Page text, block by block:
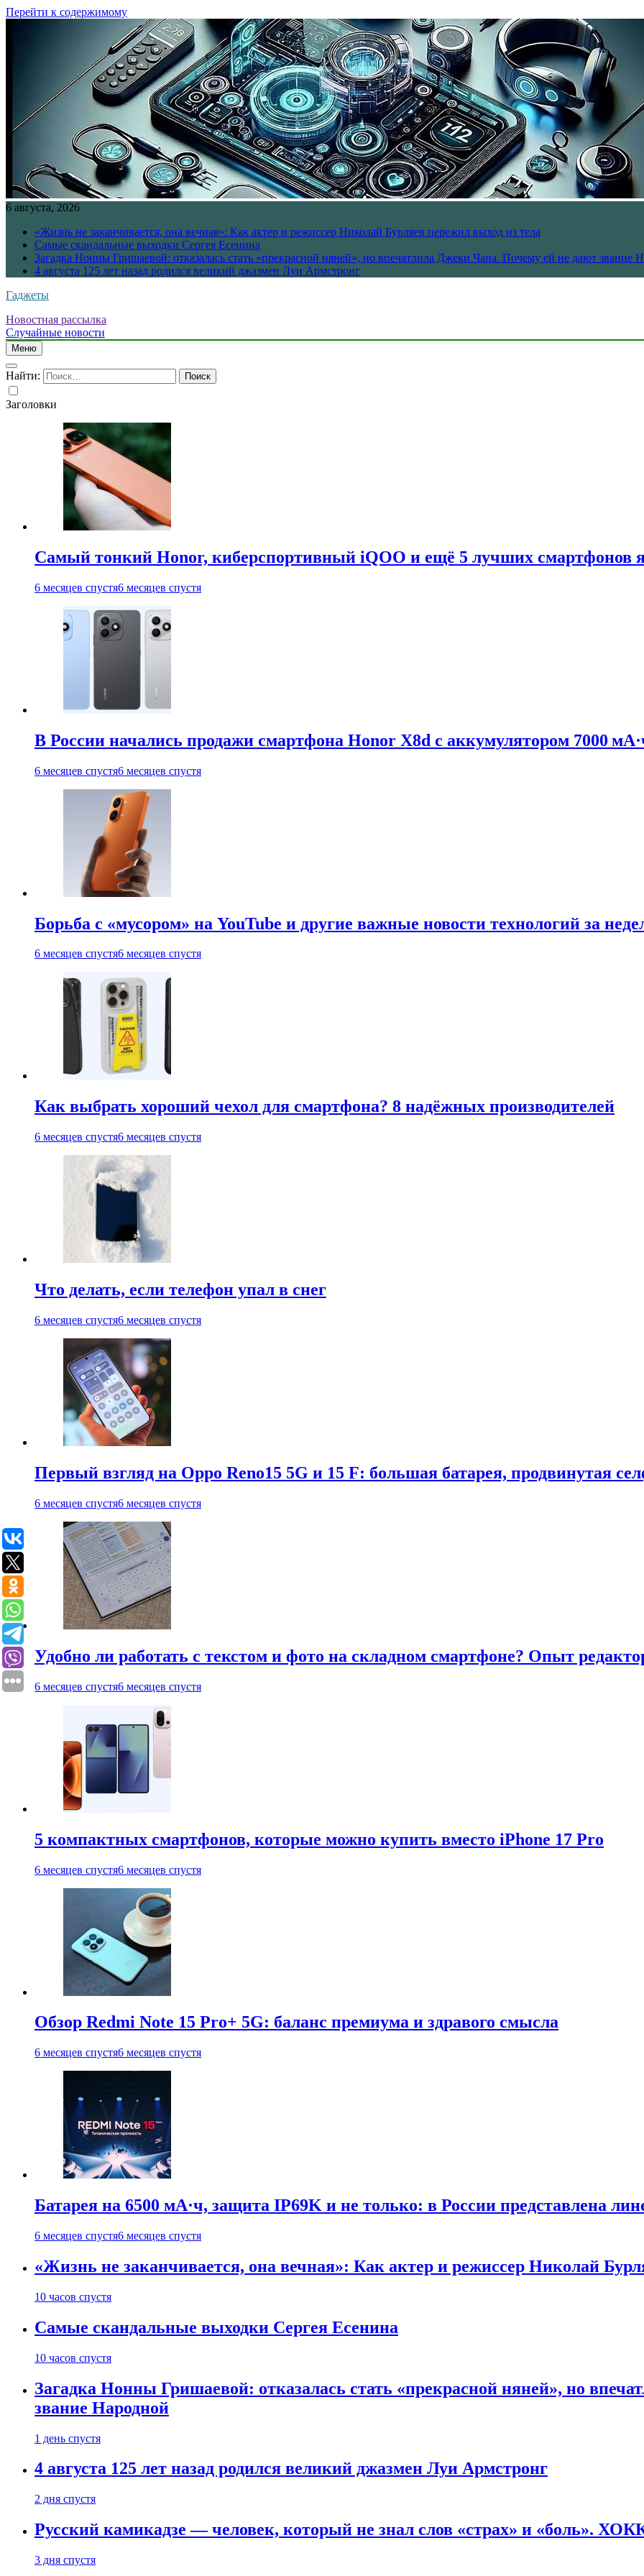
Перейти к содержимому
6 августа, 2026
«Жизнь не заканчивается, она вечная»: Как актер и режиссер Николай Бурляев пережил выход из тела
Самые скандальные выходки Сергея Есенина
Загадка Нонны Гришаевой: отказалась стать «прекрасной няней», но впечатлила Джеки Чана. Почему ей не дают звание
4 августа 125 лет назад родился великий джазмен Луи Армстронг
Гаджеты
Новостная рассылка
Случайные новости
Меню
Найти:
Заголовки
Самый тонкий Honor, киберспортивный iQOO и ещё 5 лучших смартфонов
6 месяцев спустя6 месяцев спустя
В России начались продажи смартфона Honor X8d с аккумулятором 7000
6 месяцев спустя6 месяцев спустя
Борьба с «мусором» на YouTube и другие важные новости технологий за
6 месяцев спустя6 месяцев спустя
Как выбрать хороший чехол для смартфона? 8 надёжных производителей
6 месяцев спустя6 месяцев спустя
Что делать, если телефон упал в снег
6 месяцев спустя6 месяцев спустя
Первый взгляд на Oppo Reno15 5G и 15 F: большая батарея, продвинутая
6 месяцев спустя6 месяцев спустя
Удобно ли работать с текстом и фото на складном смартфоне? Опыт
6 месяцев спустя6 месяцев спустя
5 компактных смартфонов, которые можно купить вместо iPhone 17 Pro
6 месяцев спустя6 месяцев спустя
Обзор Redmi Note 15 Pro+ 5G: баланс премиума и здравого смысла
6 месяцев спустя6 месяцев спустя
Батарея на 6500 мА·ч, защита IP69K и не только: в России представлена
6 месяцев спустя6 месяцев спустя
«Жизнь не заканчивается, она вечная»: Как актер и режиссер Николай
10 часов спустя
Самые скандальные выходки Сергея Есенина
10 часов спустя
Загадка Нонны Гришаевой: отказалась стать «прекрасной няней», но
звание Народной
1 день спустя
4 августа 125 лет назад родился великий джазмен Луи Армстронг
2 дня спустя
Русский камикадзе — человек, который не знал слов «страх» и «боль».
3 дня спустя